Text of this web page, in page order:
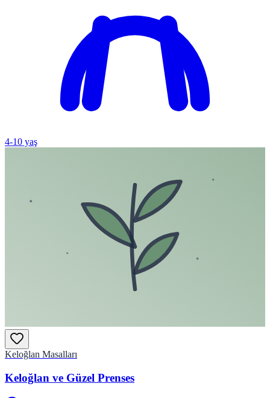
4-10 yaş
Keloğlan Masalları
Keloğlan ve Güzel Prenses